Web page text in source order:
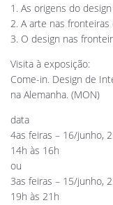
1. As origens do
2. A arte nas fronteiras
3. O design nas
Visita à exposição:
Come-in. Design de
na Alemanha. (MON)
data
4as feiras – 16/junho,
14h às 16h
ou
3as feiras – 15/junho,
19h às 21h